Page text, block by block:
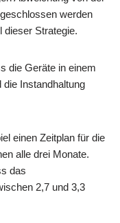
werden
dieser Strategie.
die Geräte in einem
Instandhaltung
einen Zeitplan für die
alle drei Monate.
das
2,7 und 3,3